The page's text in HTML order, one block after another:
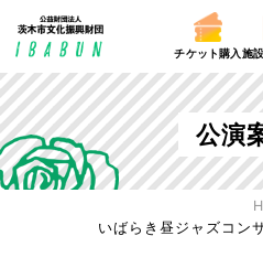
チケット購入 施
公演
いばらき昼ジャズコン